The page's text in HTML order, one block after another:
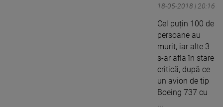
18-05-2018 | 20:16
Cel puțin 100 de
persoane au
murit, iar alte 3
s-ar afla în stare
critică, după ce
un avion de tip
Boeing 737 cu
...